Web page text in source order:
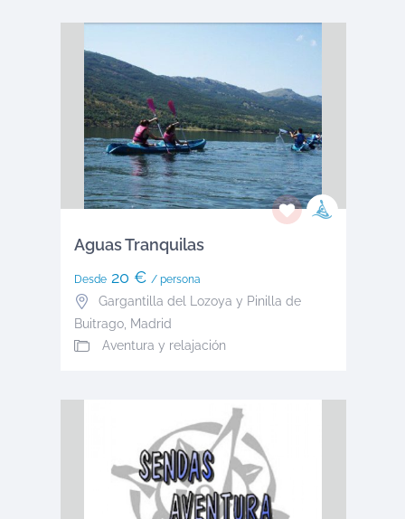
Aguas Tranquilas
Desde20 € / persona
Gargantilla del Lozoya y Pinilla de
Buitrago, Madrid
Aventura y relajación